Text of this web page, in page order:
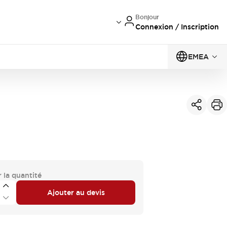
Bonjour
Connexion / Inscription
EMEA
la quantité
Ajouter au devis